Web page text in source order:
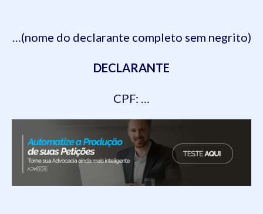
…(nome do declarante completo sem negrito)
DECLARANTE
CPF: …